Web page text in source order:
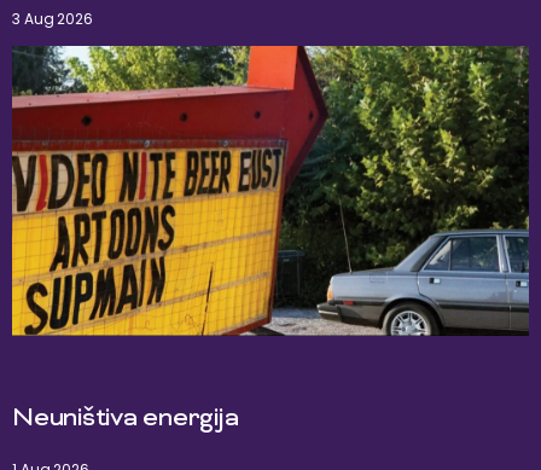
3 Aug 2026
Neuništiva energija